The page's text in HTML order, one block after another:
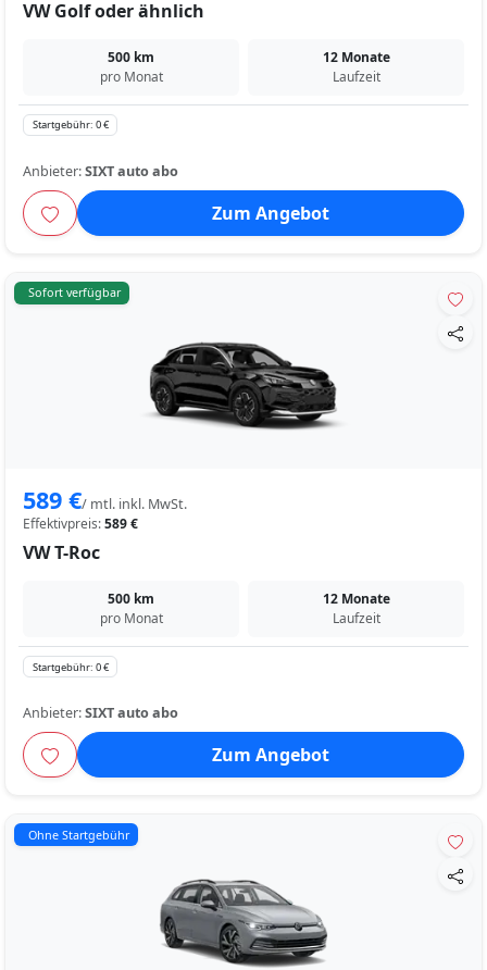
VW Golf oder ähnlich
500 km
pro Monat
12 Monate
Laufzeit
Startgebühr: 0 €
Anbieter:SIXT auto abo
Zum Angebot
Sofort verfügbar
589 €/ mtl. inkl. MwSt.
Effektivpreis:589 €
VW T-Roc
500 km
pro Monat
12 Monate
Laufzeit
Startgebühr: 0 €
Anbieter:SIXT auto abo
Zum Angebot
Ohne Startgebühr